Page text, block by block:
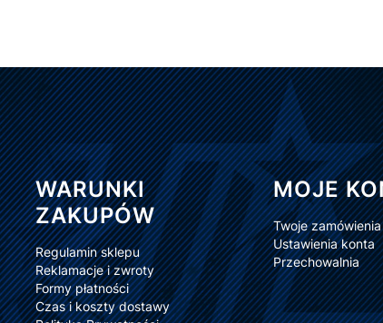
Linki w stopce
WARUNKI
ZAKUPÓW
Regulamin sklepu
Reklamacje i zwroty
Formy płatności
Czas i koszty dostawy
MOJE
Twoje zamówienia
Ustawienia konta
Przechowalnia